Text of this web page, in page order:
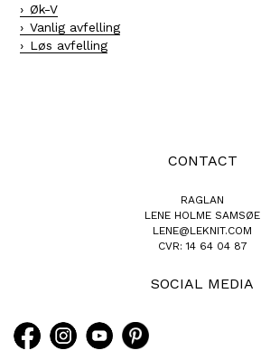
Øk-V
Vanlig avfelling
Løs avfelling
CONTACT
RAGLAN
LENE HOLME SAMSØE
LENE@LEKNIT.COM
CVR: 14 64 04 87
SOCIAL MEDIA